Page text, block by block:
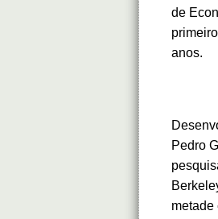
de
anos.
Pedro
metade